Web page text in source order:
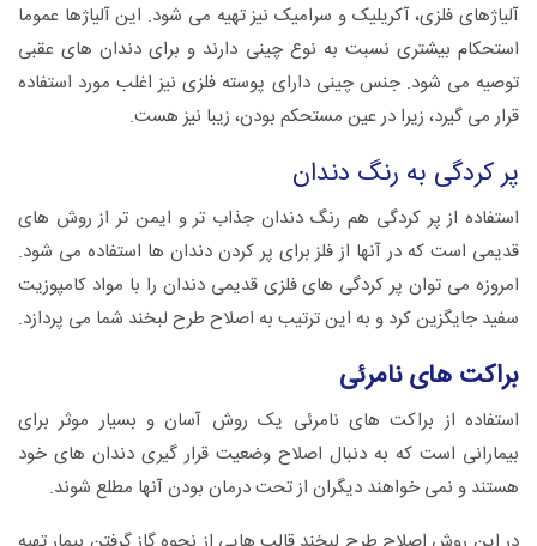
آلیاژهای فلزی، آکریلیک و سرامیک نیز تهیه می شود. این آلیاژها عموما
استحکام بیشتری نسبت به نوع چینی دارند و برای دندان های عقبی
توصیه می شود. جنس چینی دارای پوسته فلزی نیز اغلب مورد استفاده
قرار می گیرد، زیرا در عین مستحکم بودن، زیبا نیز هست.
پر کردگی به رنگ دندان
استفاده از پر کردگی هم رنگ دندان جذاب تر و ایمن تر از روش های
قدیمی است که در آنها از فلز برای پر کردن دندان ها استفاده می شود.
امروزه می توان پر کردگی های فلزی قدیمی دندان را با مواد کامپوزیت
سفید جایگزین کرد و به این ترتیب به اصلاح طرح لبخند شما می پردازد.
براکت های نامرئی
استفاده از براکت های نامرئی یک روش آسان و بسیار موثر برای
بیمارانی است که به دنبال اصلاح وضعیت قرار گیری دندان های خود
هستند و نمی خواهند دیگران از تحت درمان بودن آنها مطلع شوند.